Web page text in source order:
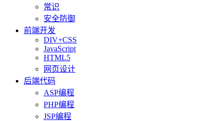
常识
安全防御
前端开发
DIV+CSS
JavaScript
HTML5
网页设计
后端代码
ASP编程
PHP编程
JSP编程